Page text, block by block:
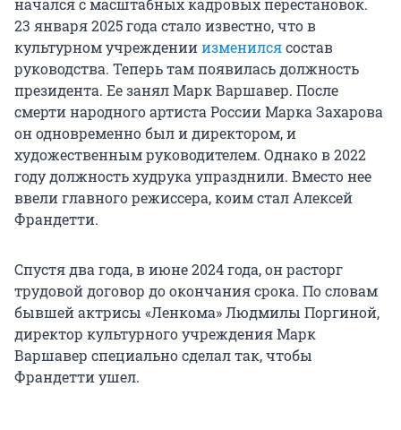
начался с масштабных кадровых перестановок.
23 января 2025 года стало известно, что в
культурном учрежденииизменилсясостав
руководства. Теперь там появилась должность
президента. Ее занял Марк Варшавер. После
смерти народного артиста России Марка Захарова
он одновременно был и директором, и
художественным руководителем. Однако в 2022
году должность худрука упразднили. Вместо нее
ввели главного режиссера, коим стал Алексей
Франдетти.
Спустя два года, в июне 2024 года, он расторг
трудовой договор до окончания срока. По словам
бывшей актрисы «Ленкома» Людмилы Поргиной,
директор культурного учреждения Марк
Варшавер специально сделал так, чтобы
Франдетти ушел.